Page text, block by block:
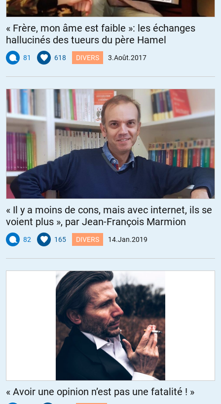
« Frère, mon âme est faible »: les échanges
hallucinés des tueurs du père Hamel
81 618 DIVERS 3.Août.2017
« Il y a moins de cons, mais avec internet, ils se
voient plus », par Jean-François Marmion
82 165 DIVERS 14.Jan.2019
« Avoir une opinion n’est pas une fatalité ! »